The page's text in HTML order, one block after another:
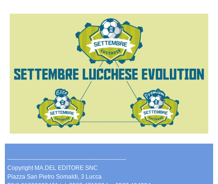
-------------------------------------------------------------
Copyright MA.DEL EDITORE SNC
Piazza San Pietro Somaldi, 3 Lucca